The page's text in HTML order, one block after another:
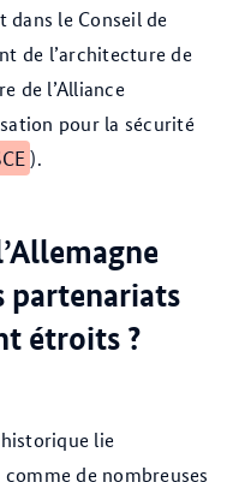
dans le Conseil de
de l’architecture de
de l’Alliance
pour la sécurité
).
partenariats
étroits ?
lie
comme de nombreuses